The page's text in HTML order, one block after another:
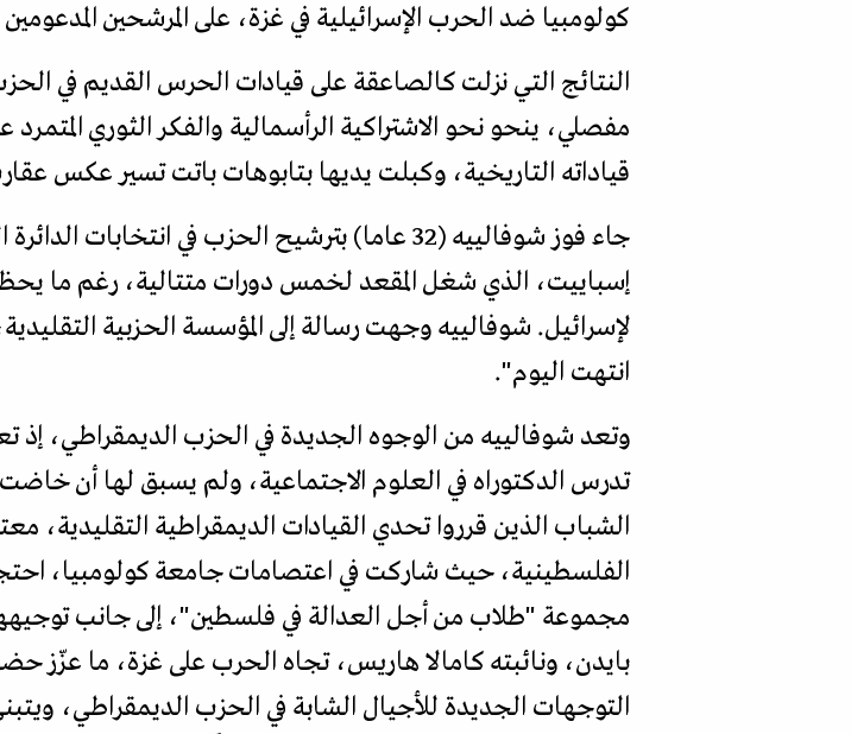
كولومبيا ضد الحرب الإسرائيلية في غزة، على المرشحين
النتائج التي نزلت كالصاعقة على قيادات الحرس القديم في
مفصلي، ينحو نحو الاشتراكية الرأسمالية والفكر الثوري المتمرد
قياداته التاريخية، وكبلت يديها بتابوهات باتت تسير عكس
إسباييت، الذي شغل المقعد لخمس دورات متتالية، رغم ما
لإسرائيل. شوفالييه وجهت رسالة إلى المؤسسة الحزبية
انتهت اليوم".
وتعد شوفالييه من الوجوه الجديدة في الحزب الديمقراطي، إذ
تدرس الدكتوراه في العلوم الاجتماعية، ولم يسبق لها أن
الشباب الذين قرروا تحدي القيادات الديمقراطية
الفلسطينية، حيث شاركت في اعتصامات جامعة كولومبيا،
مجموعة "طلاب من أجل العدالة في فلسطين"، إلى جانب
بايدن، ونائبته كامالا هاريس، تجاه الحرب على غزة، ما عزّز
التوجهات الجديدة للأجيال الشابة في الحزب الديمقراطي،